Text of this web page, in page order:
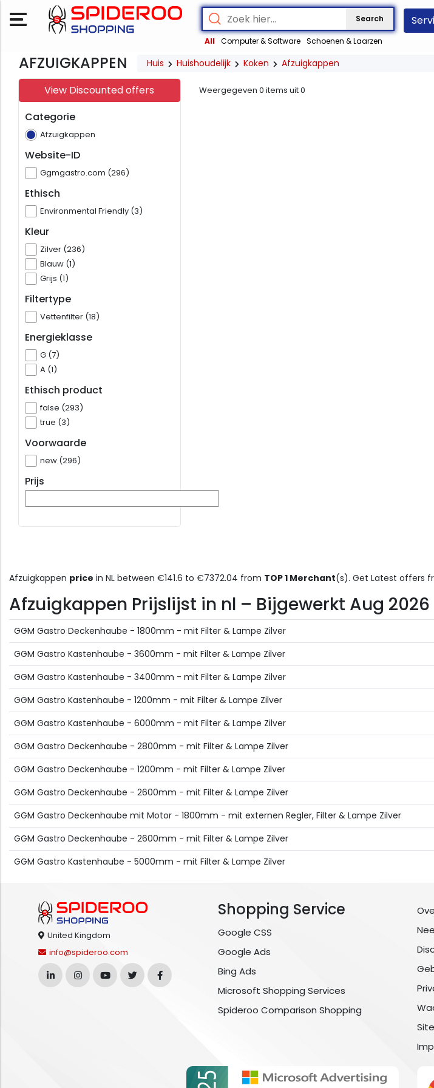
Search
All Computer & Software Schoenen & Laarzen
AFZUIGKAPPEN Huis Huishoudelijk Koken Afzuigkappen
View Discounted offers
Categorie
Afzuigkappen
Website-ID
Ggmgastro.com (296)
Ethisch
Environmental Friendly (3)
Kleur
Zilver (236)
Blauw (1)
Grijs (1)
Filtertype
Vettenfilter (18)
Energieklasse
G (7)
A (1)
Ethisch product
false (293)
true (3)
Voorwaarde
new (296)
Prijs
Weergegeven 0 items uit0
Afzuigkappen price in NL between €141.6 to €7372.04 from TOP 1 Merchant(s). Get Latest offers
Afzuigkappen Prijslijst in nl – Bijgewerkt Aug 2026
GGM Gastro Deckenhaube - 1800mm - mit Filter & Lampe Zilver
GGM Gastro Kastenhaube - 3600mm - mit Filter & Lampe Zilver
GGM Gastro Kastenhaube - 3400mm - mit Filter & Lampe Zilver
GGM Gastro Kastenhaube - 1200mm - mit Filter & Lampe Zilver
GGM Gastro Kastenhaube - 6000mm - mit Filter & Lampe Zilver
GGM Gastro Deckenhaube - 2800mm - mit Filter & Lampe Zilver
GGM Gastro Deckenhaube - 1200mm - mit Filter & Lampe Zilver
GGM Gastro Deckenhaube - 2600mm - mit Filter & Lampe Zilver
GGM Gastro Deckenhaube mit Motor - 1800mm - mit externen Regler, Filter & Lampe Zilver
GGM Gastro Deckenhaube - 2600mm - mit Filter & Lampe Zilver
GGM Gastro Kastenhaube - 5000mm - mit Filter & Lampe Zilver
United Kingdom
info@spideroo.com
Shopping Service
Google CSS
Google Ads
Bing Ads
Microsoft Shopping Services
Spideroo Comparison Shopping